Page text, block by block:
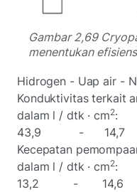
Gambar 2,69
menentukan
Hidrogen - Uap air -
Konduktivitas terkait
dalam l / dtk · cm2:
43,9 - 14,7
Kecepatan
dalam l / dtk · cm2:
13,2 -